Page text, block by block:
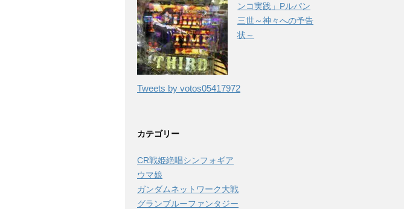
ンコ実践」Pルパン
三世～神々への予告
状～
Tweets by votos05417972
カテゴリー
CR戦姫絶唱シンフォギア
ウマ娘
ガンダムネットワーク大戦
グランブルーファンタジー